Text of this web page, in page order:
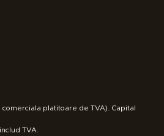
comerciala platitoare de TVA). Capital
TVA.